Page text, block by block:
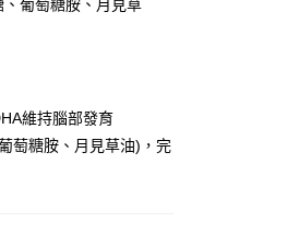
葡萄糖胺、月見草
維持腦部發育
萄糖胺、月見草油)，完